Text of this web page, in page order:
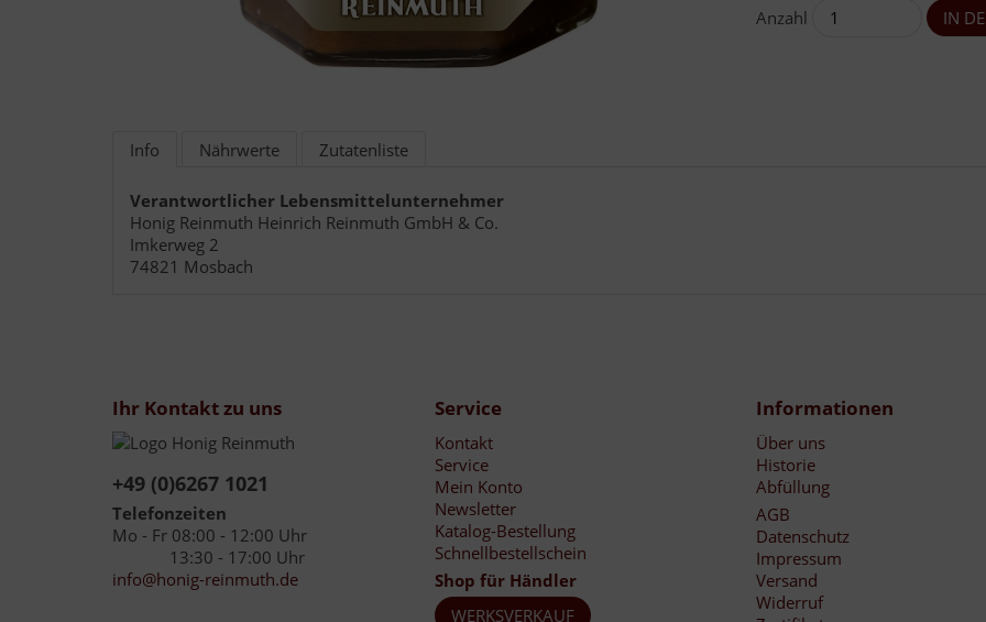
Anzahl
Info Nährwerte Zutatenliste
Verantwortlicher Lebensmittelunternehmer
Honig Reinmuth Heinrich Reinmuth GmbH & Co.
Imkerweg 2
74821 Mosbach
Ihr Kontakt zu uns
+49 (0)6267 1021
Telefonzeiten
Mo - Fr 08:00 - 12:00 Uhr
13:30 - 17:00 Uhr
info@honig-reinmuth.de
Service
Kontakt
Service
Mein Konto
Newsletter
Katalog-Bestellung
Schnellbestellschein
Shop für Händler
WERKSVERKAUF
Informationen
Über uns
Historie
Abfüllung
AGB
Datenschutz
Impressum
Versand
Widerruf